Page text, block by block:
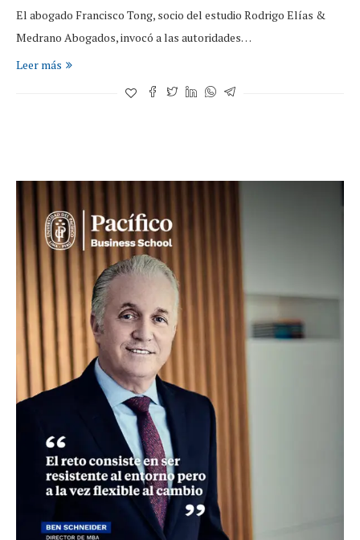
El abogado Francisco Tong, socio del estudio Rodrigo Elías &
Medrano Abogados, invocó a las autoridades…
Leer más